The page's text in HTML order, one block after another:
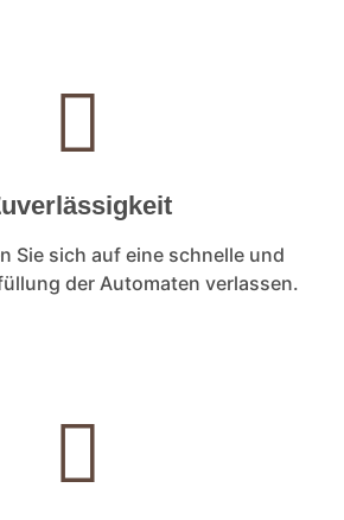
Sie sich auf eine schnelle und
der Automaten verlassen.